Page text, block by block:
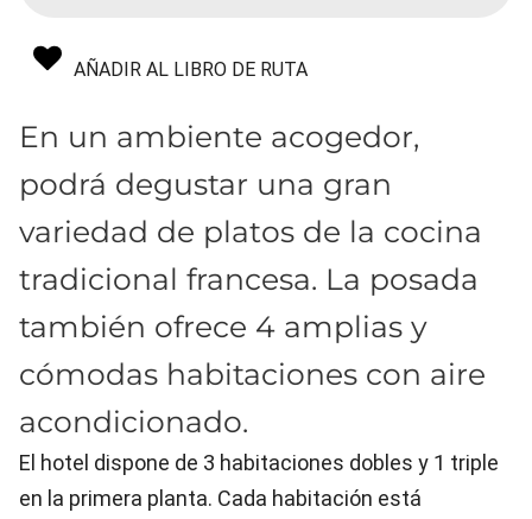
AÑADIR AL LIBRO DE RUTA
En un ambiente acogedor,
podrá degustar una gran
variedad de platos de la cocina
tradicional francesa. La posada
también ofrece 4 amplias y
cómodas habitaciones con aire
acondicionado.
El hotel dispone de 3 habitaciones dobles y 1 triple
en la primera planta. Cada habitación está